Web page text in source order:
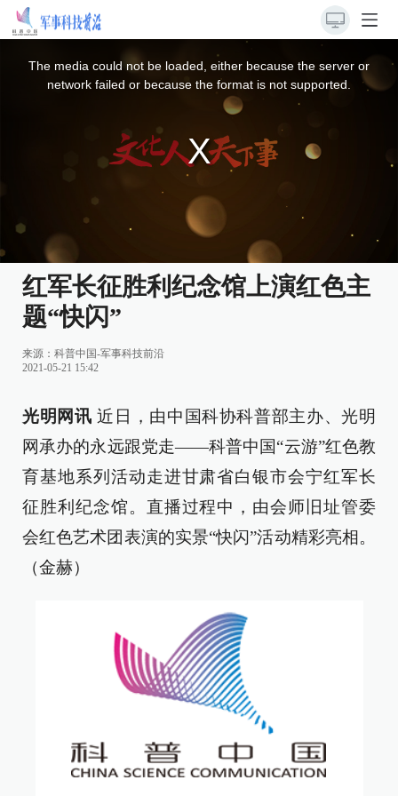
The media could not be loaded, either because the server or
network failed or because the format is not supported.
红军长征胜利纪念馆上演红色主
题“快闪”
来源： 科普中国-军事科技前沿
2021-05-21 15:42
光明网讯 近日，由中国科协科普部主办、光明
网承办的永远跟党走——科普中国“云游”红色教
育基地系列活动走进甘肃省白银市会宁红军长
征胜利纪念馆。直播过程中，由会师旧址管委
会红色艺术团表演的实景“快闪”活动精彩亮相。
（金赫）